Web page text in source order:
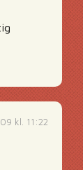
kl. 11:22